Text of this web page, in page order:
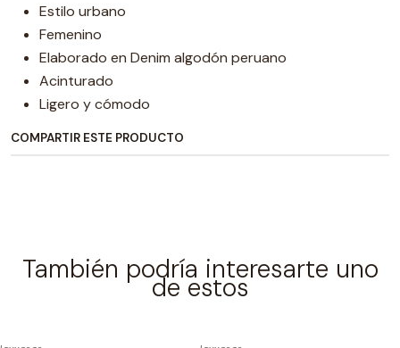
Estilo urbano
Femenino
Elaborado en Denim algodón peruano
Acinturado
Ligero y cómodo
COMPARTIR ESTE PRODUCTO
También podría interesarte uno
de estos